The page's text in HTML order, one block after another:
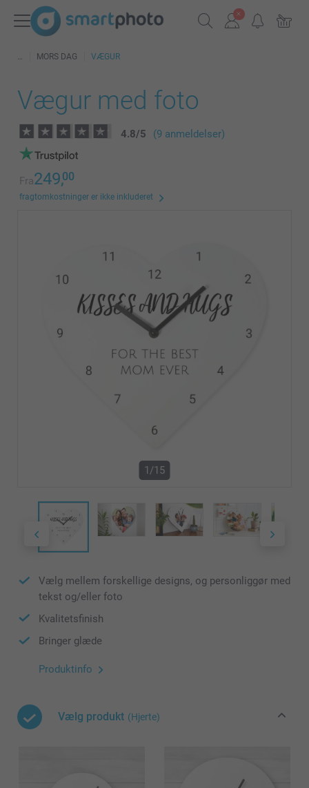
MORS DAG VÆGUR
Vægur med foto
4.8/5 (9 anmeldelser)
Fra249,00
fragtomkostninger er ikke inkluderet
1/15
Vælg mellem forskellige designs, og personliggør med
tekst og/eller foto
Kvalitetsfinish
Bringer glæde
Produktinfo
Vælg produkt (Hjerte)